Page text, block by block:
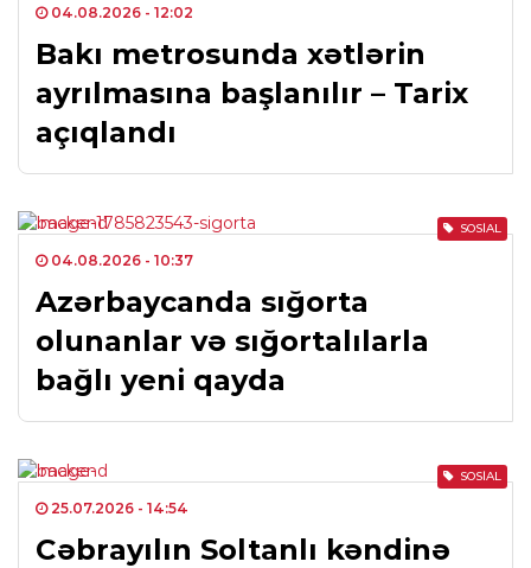
04.08.2026 - 12:02
Bakı metrosunda xətlərin
ayrılmasına başlanılır – Tarix
açıqlandı
SOSIAL
04.08.2026 - 10:37
Azərbaycanda sığorta
olunanlar və sığortalılarla
bağlı yeni qayda
SOSIAL
25.07.2026 - 14:54
Cəbrayılın Soltanlı kəndinə